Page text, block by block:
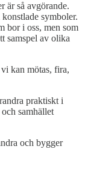
är så avgörande.
symboler.
bor i oss, men som
samspel av olika
kan mötas, fira,
praktiskt i
samhället
och bygger